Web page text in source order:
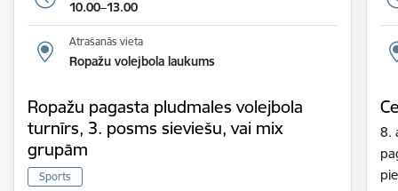
10.00–13.00
Atrašanās vieta
Ropažu volejbola laukums
Ropažu pagasta pludmales volejbola
turnīrs, 3. posms sieviešu, vai mix
grupām
Sports
8.